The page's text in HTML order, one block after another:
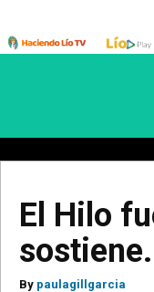
El Hilo
sostiene.
By paulagillgarcia